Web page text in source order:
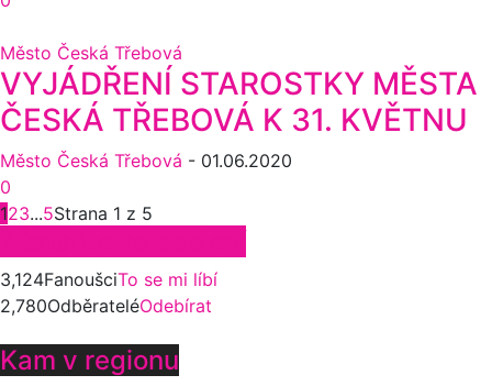
Město Česká Třebová
VYJÁDŘENÍ STAROSTKY MĚSTA
ČESKÁ TŘEBOVÁ K 31. KVĚTNU
Město Česká Třebová - 01.06.2020
0
123...5Strana 1 z 5
3,124FanoušciTo se mi líbí
2,780OdběrateléOdebírat
Kam v regionu